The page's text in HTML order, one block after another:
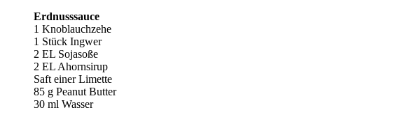
Erdnusssauce
1 Knoblauchzehe
1 Stück Ingwer
2 EL Sojasoße
2 EL Ahornsirup
Saft einer Limette
85 g Peanut Butter
30 ml Wasser